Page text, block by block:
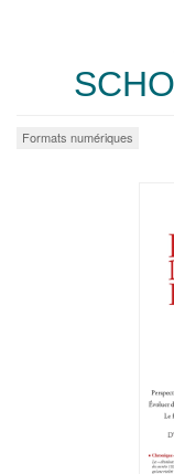
Formats numériques